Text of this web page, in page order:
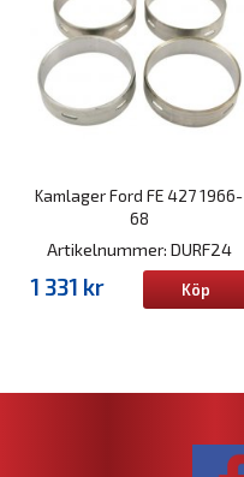
Kamlager Ford FE 427 1966-
68
Artikelnummer: DURF24
1 331 kr Köp